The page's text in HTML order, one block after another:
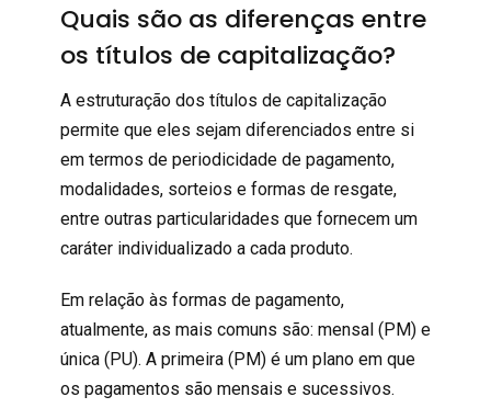
Quais são as diferenças entre
os títulos de capitalização?
A estruturação dos títulos de capitalização
permite que eles sejam diferenciados entre si
em termos de periodicidade de pagamento,
modalidades, sorteios e formas de resgate,
entre outras particularidades que fornecem um
caráter individualizado a cada produto.
Em relação às formas de pagamento,
atualmente, as mais comuns são: mensal (PM) e
única (PU). A primeira (PM) é um plano em que
os pagamentos são mensais e sucessivos.